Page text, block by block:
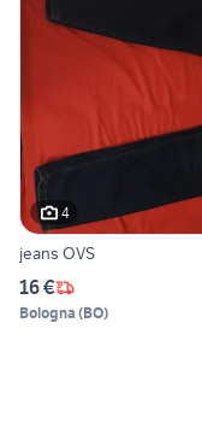
4
jeans OVS
16 €
Bologna (BO)